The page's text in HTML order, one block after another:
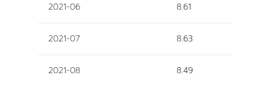
2021-06 8.61
2021-07 8.63
2021-08 8.49